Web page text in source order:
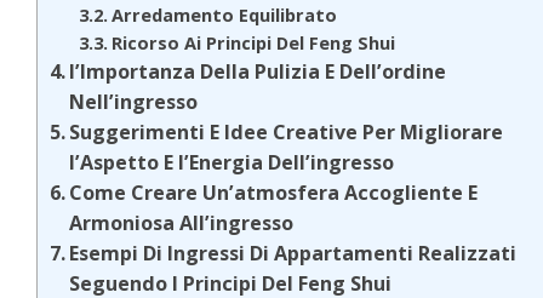
Arredamento Equilibrato
Ricorso Ai Principi Del Feng Shui
l’Importanza Della Pulizia E Dell’ordine
Nell’ingresso
Suggerimenti E Idee Creative Per Migliorare
l’Aspetto E l’Energia Dell’ingresso
Come Creare Un’atmosfera Accogliente E
Armoniosa All’ingresso
Esempi Di Ingressi Di Appartamenti Realizzati
Seguendo I Principi Del Feng Shui